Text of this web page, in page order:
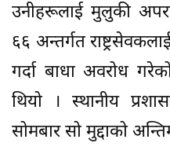
उनीहरूलाई मुलुकी
६६ अन्तर्गत
गर्दा बाधा अवरोध
थियो । स्थानीय
सोमबार सो मुद्दाको